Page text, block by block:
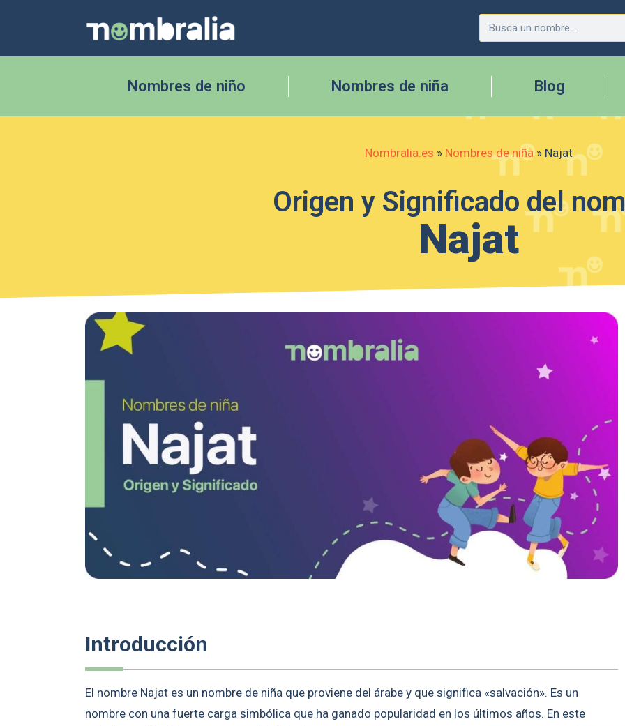
Nombres de niño Nombres de niña Blog
Nombralia.es » Nombres de niña» Najat
Origen y Significado del
Najat
Introducción
El nombre Najat es un nombre de niña que proviene del árabe y que significa «salvación». Es un
nombre con una fuerte carga simbólica que ha ganado popularidad en los últimos años. En este